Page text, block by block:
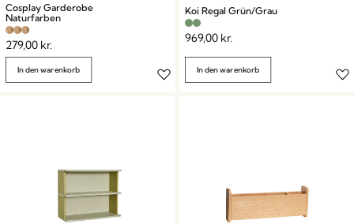
Cosplay Garderobe
Naturfarben
279,00 kr.
In den warenkorb
Koi Regal Grün/Grau
969,00 kr.
In den warenkorb